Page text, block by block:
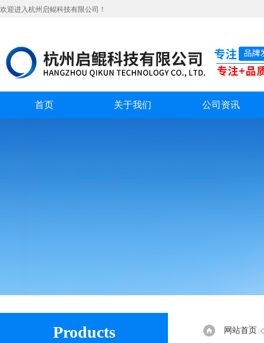
欢迎进入杭州启鲲科技有限公司！
首页 关于我们 公司资讯
Products
网站首页